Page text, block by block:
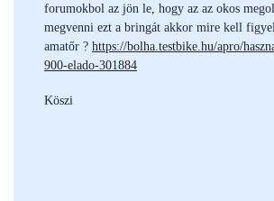
forumokbol az jön le, hogy az az okos
megvenni ezt a bringát akkor mire kell
amatőr ? https://bolha.testbike.hu/apro/
900-elado-301884
Köszi